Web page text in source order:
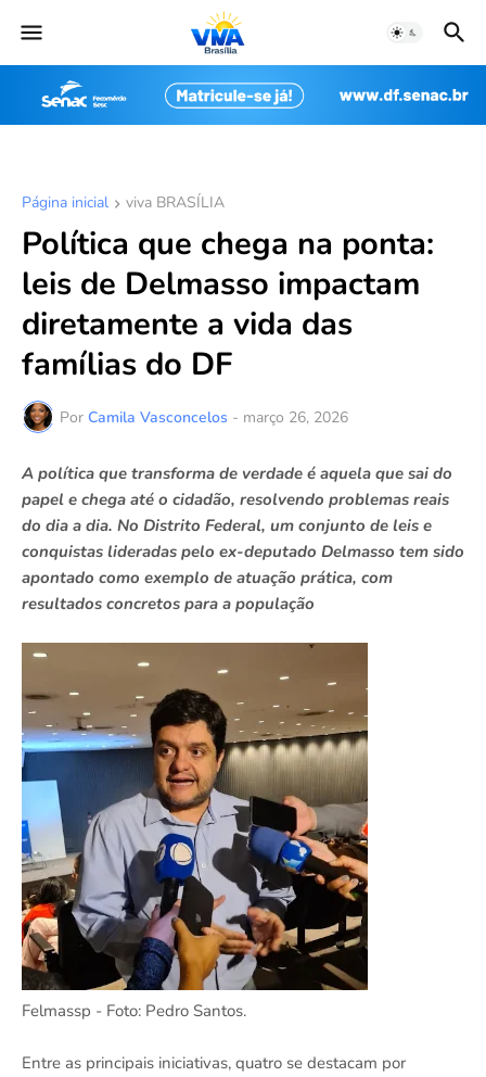
Página inicial viva BRASÍLIA
Política que chega na ponta:
leis de Delmasso impactam
diretamente a vida das
famílias do DF
Por Camila Vasconcelos - março 26, 2026
A política que transforma de verdade é aquela que sai do
papel e chega até o cidadão, resolvendo problemas reais
do dia a dia. No Distrito Federal, um conjunto de leis e
conquistas lideradas pelo ex-deputado Delmasso tem sido
apontado como exemplo de atuação prática, com
resultados concretos para a população
Felmassp - Foto: Pedro Santos.
Entre as principais iniciativas, quatro se destacam por